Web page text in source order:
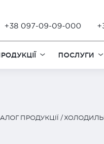
+38 097-09-09-000
ПОСЛУГИ
ПРОДУКЦІЇ